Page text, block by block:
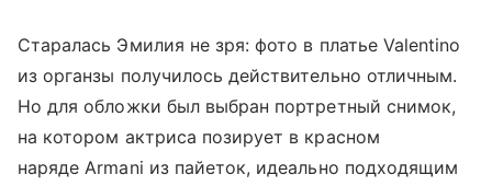
Старалась Эмилия не зря: фото в платье Valentino
из органзы получилось действительно отличным.
Но для обложки был выбран портретный снимок,
на котором актриса позирует в красном
наряде Armani из пайеток, идеально подходящим